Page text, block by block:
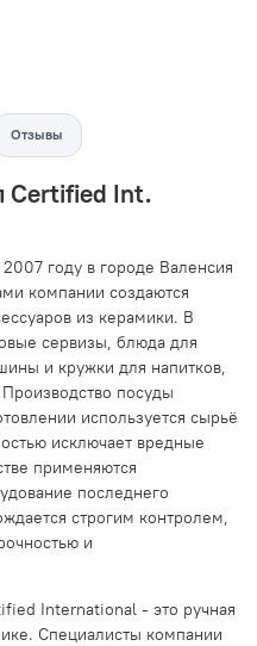
Отзывы
Certified Int.
году в городе Валенсия
компании создаются
из керамики. В
сервизы, блюда для
и кружки для напитков,
посуды
используется сырьё
исключает вредные
применяются
последнего
строгим контролем,
и
International - это ручная
Специалисты компании